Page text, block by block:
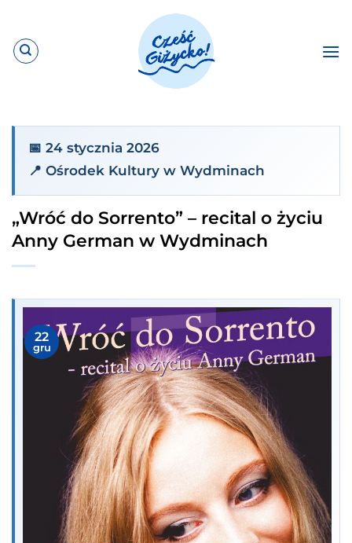
zawartości
📅 24 stycznia 2026
📍 Ośrodek Kultury w Wydminach
„Wróć do Sorrento” – recital o życiu
Anny German w Wydminach
22
gru